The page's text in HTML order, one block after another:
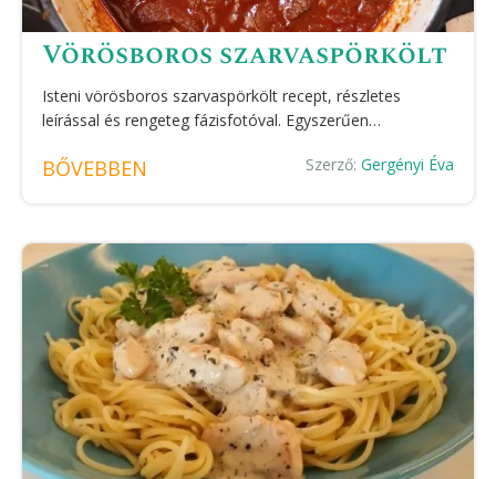
Vörösboros szarvaspörkölt
Isteni vörösboros szarvaspörkölt recept, részletes
leírással és rengeteg fázisfotóval. Egyszerűen…
BŐVEBBEN Szerző: Gergényi Éva